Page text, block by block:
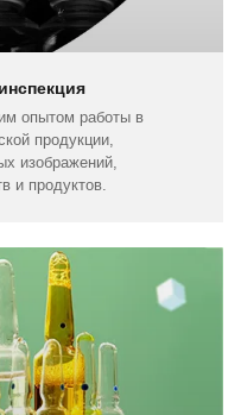
опытом работы в
продукции,
изображений,
и продуктов.